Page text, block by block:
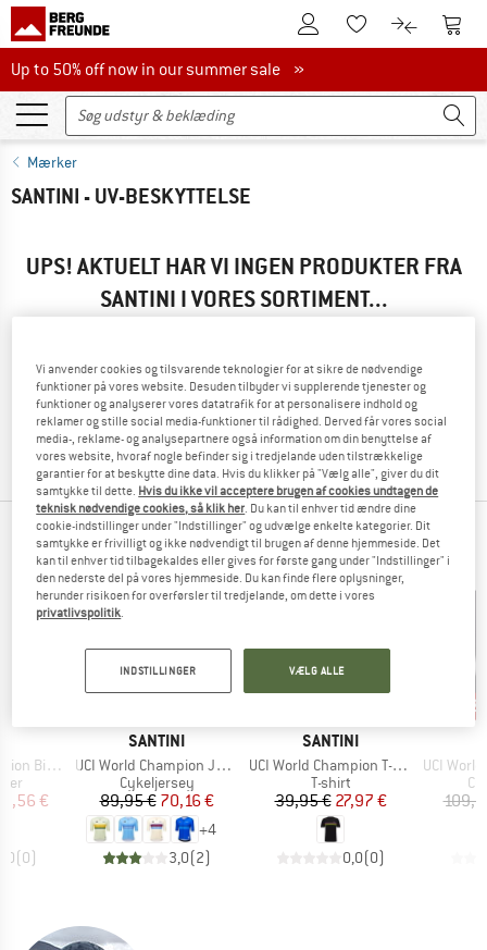
Til kundekontoenTil huskesedlen.
Til Til
Up to 50% off now in our summer sale
Up to 50% off now in our summer sale »
Mærker
SANTINI - UV-BESKYTTELSE
UPS! AKTUELT HAR VI INGEN PRODUKTER FRA
SANTINI I VORES SORTIMENT...
muligheder:
» Gå tilbage til foregående sideog prøv med færre
filterværdier.
TOPPRODUKTER FRA DINE YNDLINGSMÆRKER
Mondo
pris
€
(0)
MÆRKE
SANTINI
Artikel
UCI World Champion Jersey
Produktgruppe
Cykeljersey
Pris
89,95 €Nedsat pris
70,16 €
+4
3,0(2)
MÆRKE
SANTINI
Artikel
UCI World Champion T-Shirt
Produktgruppe
T-shirt
Pris
39,95 €Nedsat pris
27,97 €
0,0(0)
Artikel
UCI World
Vi anvender cookies og tilsvarende teknologier for at sikre de nødvendige
funktioner på vores website. Desuden tilbyder vi supplerende tjenester og
funktioner og analyserer vores datatrafik for at personalisere indhold og
reklamer og stille social media-funktioner til rådighed. Derved får vores social
media-, reklame- og analysepartnere også information om din benyttelse af
vores website, hvoraf nogle befinder sig i tredjelande uden tilstrækkelige
garantier for at beskytte dine data. Hvis du klikker på "Vælg alle", giver du dit
samtykke til dette. Hvis du ikke vil acceptere brugen af cookies undtagen de
teknisk nødvendige cookies, så klik her . Du kan til enhver tid ændre dine
cookie-indstillinger under "Indstillinger" og udvælge enkelte kategorier. Dit
samtykke er frivilligt og ikke nødvendigt til brugen af denne hjemmeside. Det
kan til enhver tid tilbagekaldes eller gives for første gang under "Indstillinger" i
den nederste del på vores hjemmeside. Du kan finde flere oplysninger,
herunder risikoen for overførsler til tredjelande, om dette i vores
privatlivspolitik
INDSTILLINGER VÆLG ALLE